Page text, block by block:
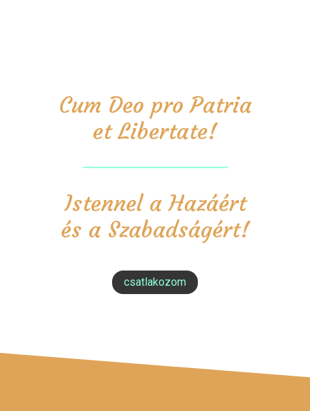
Cum Deo pro Patria
et Libertate!
Istennel a Hazáért
és a Szabadságért!
csatlakozom